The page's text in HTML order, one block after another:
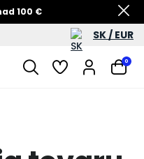
100 €
do 60 %
SK / EUR
0